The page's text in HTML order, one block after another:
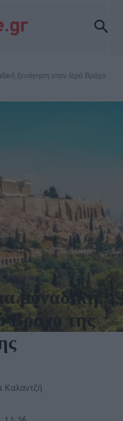
ξενάγηση στον Ιερό Βράχο
μοναδική
Βράχο της
Καλαντζή